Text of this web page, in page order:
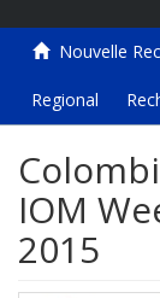
Nouvelle
Regional
IOM
2015